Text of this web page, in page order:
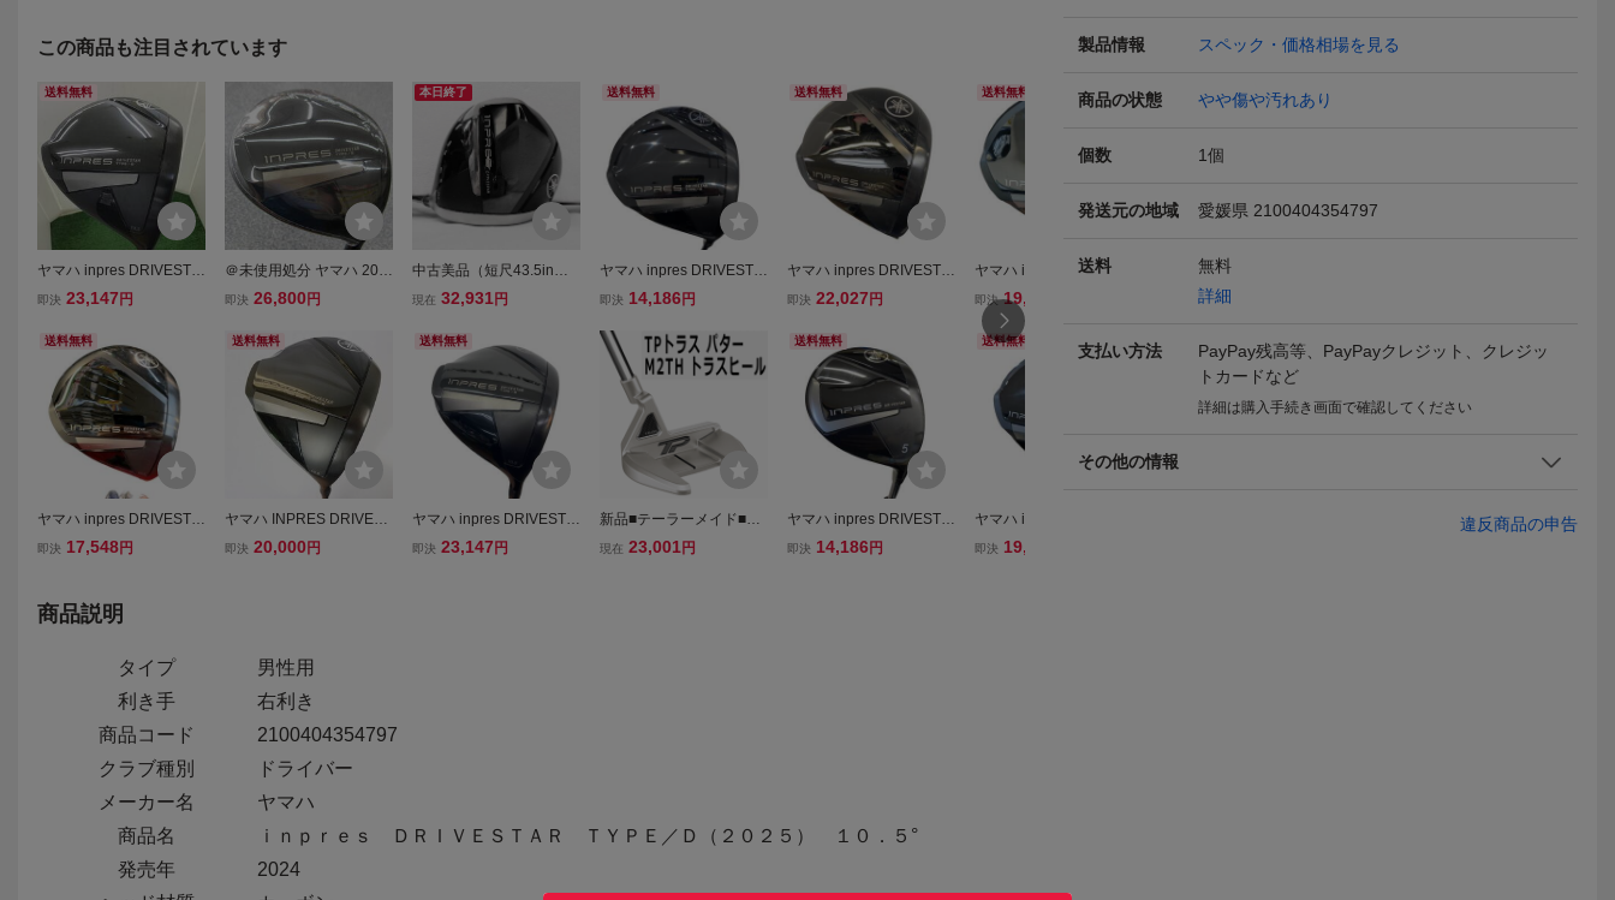
この商品も注目されています
送料無料
ヤマハ inpres DRIVESTA
R TYPE/D(2025) 10.5° ド
R
即決 23,147 円
送料無料
ヤマハ inpres DRIVESTA
R TYPE/D(2025) 10.5° ド
即決 17,548円
＠未使用処分 ヤマハ 202
5年 inpres DRIVE STAR T
NX for Yamaha M-425D
（SR）スピーダー ドライ
ブスター インプレス
即決 26,800 円
送料無料
ヤマハ INPRES DRIVEST
AR TYPE/Sドライバー 1
即決 20,000 円
本日終了
中古美品（短尺43.5in）
★2025 ヤマハ/YAMAHA i
イバー★11.5°★純正カー
ボン SPEEDER NX TM-4
25D（SR）★HC付属
現在 32,931 円
送料無料
ヤマハ inpres DRIVESTA
R TYPE/S(2025) 10.5° ド
即決 23,147 円
送料無料
ヤマハ inpres DRIVESTA
R TYPE/D(2025) 10.5° ド
R
即決 14,186円
新品■テーラーメイド■20
23.5■TP トラス■M2TH ト
現在 23,001 円
送料無料
ヤマハ inpres DRIVESTA
R TYPE/D(2025) 10.5° ド
R
即決 22,027 円
送料無料
ヤマハ inpres DRIVESTA
R(2025) 5W フェアウェ
即決 14,186円
送料無料
ヤマハ inpres DRIVESTA
R TYPE/D(2025) 10.5° ド
ライバー DR フレックスS
R
即決 19,585
送料無料
ヤマハ inpres DRIVESTA
R TYPE/D(2025) 10.5° ド
即決 19,787
送料無料
ヤマハ inpres DRIVESTA
R TYPE/D(2025) 10.5° ド
20,918
ヤマハ inpres DRIVESTA
ヤマハ
製品情報 スペック・価格相場を見る
商品の状態 やや傷や汚れあり
個数 1個
発送元の地域 愛媛県 2100404354797
送料
無料
詳細
支払い方法
PayPay残高等、PayPayクレジット、クレジッ
トカードなど
詳細は購入手続き画面で確認してください
その他の情報
違反商品の申告
商品説明